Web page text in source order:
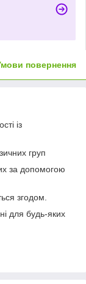
повернення
із
груп
за допомогою
згодом.
для будь-яких